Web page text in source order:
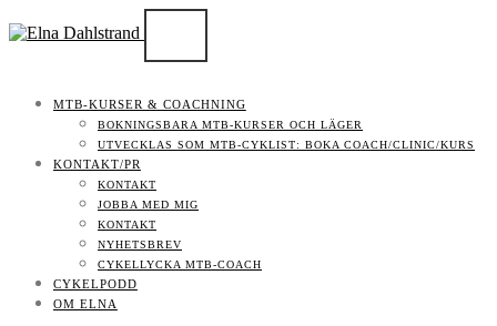
MTB-KURSER & COACHNING
BOKNINGSBARA MTB-KURSER OCH LÄGER
UTVECKLAS SOM MTB-CYKLIST: BOKA COACH/CLINIC/KURS
KONTAKT/PR
KONTAKT
JOBBA MED MIG
KONTAKT
NYHETSBREV
CYKELLYCKA MTB-COACH
CYKELPODD
OM ELNA